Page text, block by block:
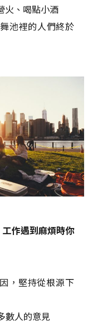
火、喝點小酒
池裡的人們終於
作遇到麻煩時你
，堅持從根源下
數人的意見